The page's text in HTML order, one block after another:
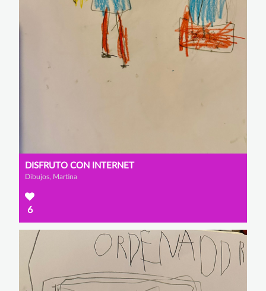
DISFRUTO CON INTERNET
Dibujos, Martina
6